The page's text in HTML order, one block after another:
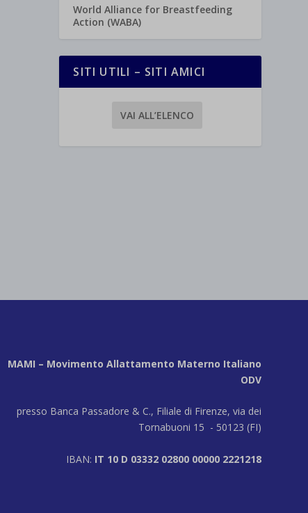
World Alliance for Breastfeeding
Action (WABA)
SITI UTILI – SITI AMICI
VAI ALL’ELENCO
MAMI – Movimento Allattamento Materno Italiano
ODV
presso Banca Passadore & C., Filiale di Firenze, via dei
Tornabuoni 15 - 50123 (FI)
IBAN: IT 10 D 03332 02800 00000 2221218